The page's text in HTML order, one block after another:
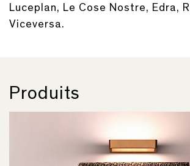
Luceplan, Le Cose Nostre, Edra,
Viceversa.
Produits